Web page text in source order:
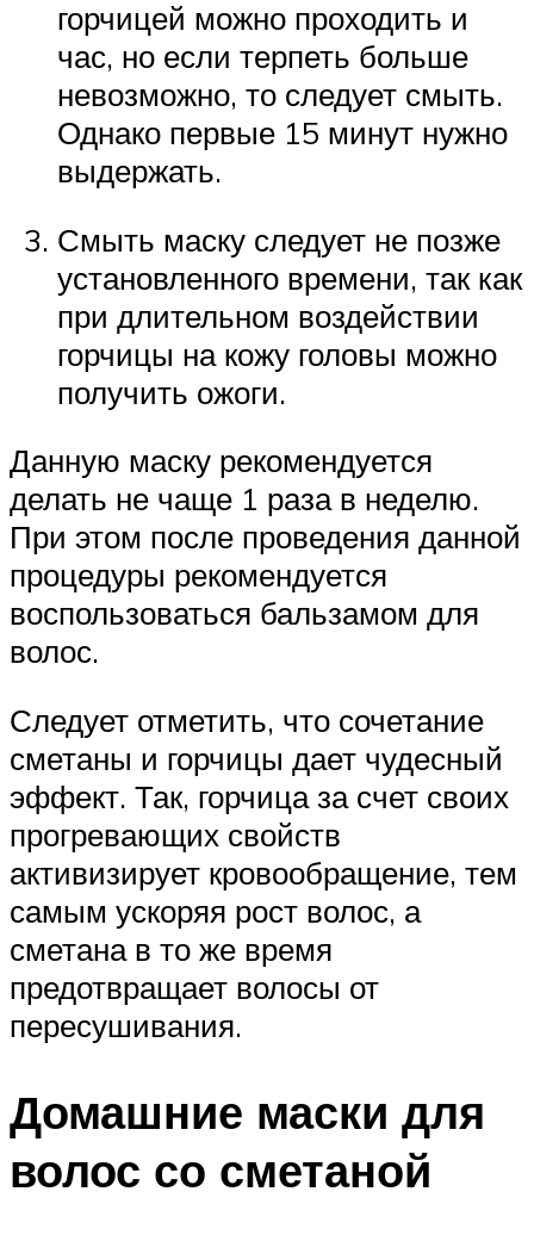
горчицей можно проходить и
час, но если терпеть больше
невозможно, то следует смыть.
Однако первые 15 минут нужно
выдержать.
Смыть маску следует не позже
установленного времени, так как
при длительном воздействии
горчицы на кожу головы можно
получить ожоги.
Данную маску рекомендуется
делать не чаще 1 раза в неделю.
При этом после проведения данной
процедуры рекомендуется
воспользоваться бальзамом для
волос.
Следует отметить, что сочетание
сметаны и горчицы дает чудесный
эффект. Так, горчица за счет своих
прогревающих свойств
активизирует кровообращение, тем
самым ускоряя рост волос, а
сметана в то же время
предотвращает волосы от
пересушивания.
Домашние маски для
волос со сметаной